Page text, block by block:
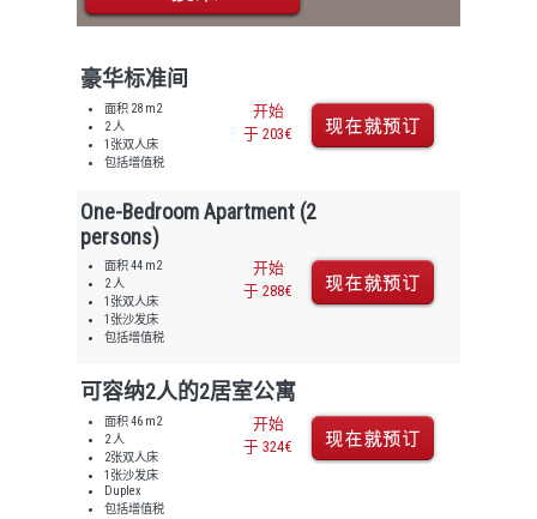
豪华标准间
面积 28 m2
2 人
1张双人床
包括增值税
开始
于 203€
One-Bedroom Apartment (2
persons)
面积 44 m2
2 人
1张双人床
1张沙发床
包括增值税
开始
于 288€
可容纳2人的2居室公寓
面积 46 m2
2 人
2张双人床
1张沙发床
Duplex
包括增值税
开始
于 324€